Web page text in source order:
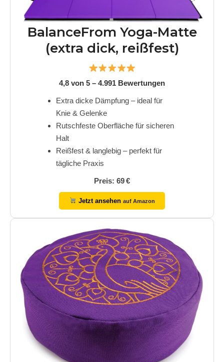
BalanceFrom Yoga-Matte
(extra dick, reißfest)
4,8 von 5 – 4.991 Bewertungen
Extra dicke Dämpfung – ideal für
Knie & Gelenke
Rutschfeste Oberfläche für sicheren
Halt
Reißfest & langlebig – perfekt für
tägliche Praxis
Preis: 69 €
Jetzt ansehenauf Amazon